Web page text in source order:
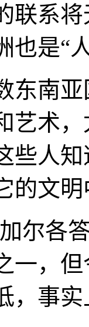
联系
也是“
东南
艺术
些人
的文
尔各
一，
，事